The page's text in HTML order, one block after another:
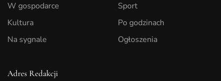
W gospodarce
Kultura
Na sygnale
Sport
Po godzinach
Ogłoszenia
Adres Redakcji